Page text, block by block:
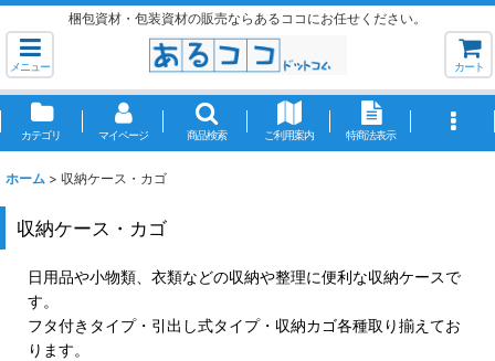
梱包資材・包装資材の販売ならあるココにお任せください。
メニュー カート
カテゴリ マイページ 商品検索 ご利用案内 特商法表示
ホーム > 収納ケース・カゴ
収納ケース・カゴ
日用品や小物類、衣類などの収納や整理に便利な収納ケースで
す。
フタ付きタイプ・引出し式タイプ・収納カゴ各種取り揃えてお
ります。